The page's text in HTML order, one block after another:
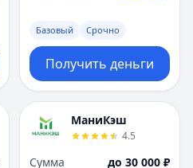
Базовый Срочно
Получить деньги
МаниКэш
4.5
Сумма
до 30 000 ₽